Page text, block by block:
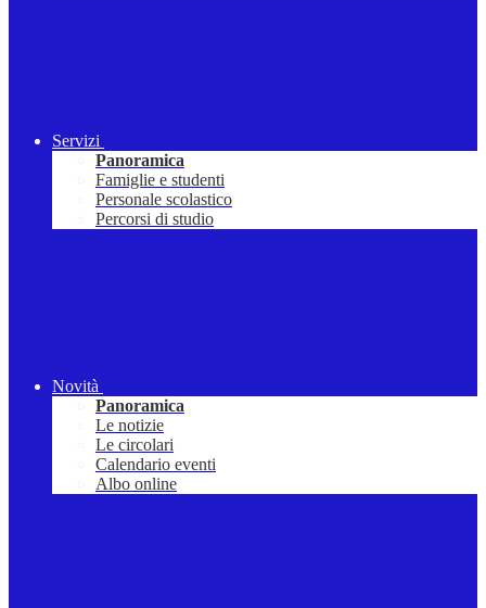
Servizi
Panoramica
Famiglie e studenti
Personale scolastico
Percorsi di studio
Novità
Panoramica
Le notizie
Le circolari
Calendario eventi
Albo online